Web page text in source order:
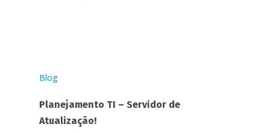
Blog
Planejamento TI – Servidor de
Atualização!